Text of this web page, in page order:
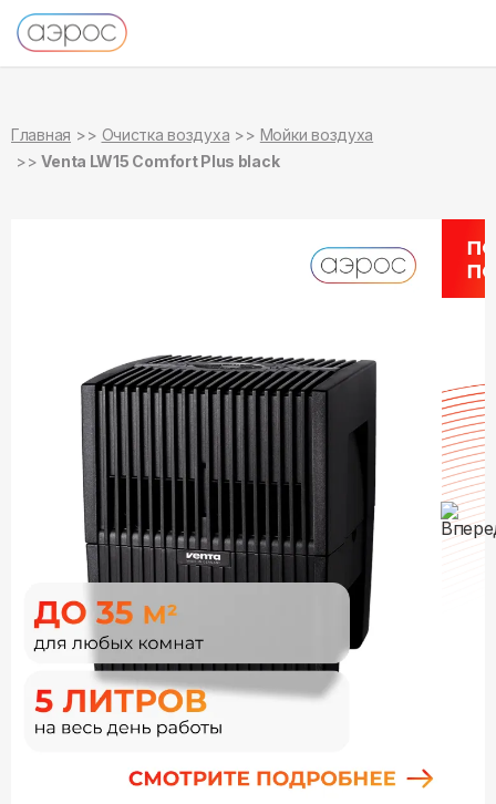
Главная Очистка воздуха
Мойки воздуха
Venta LW15 Comfort Plus black
в наличии
в наличии